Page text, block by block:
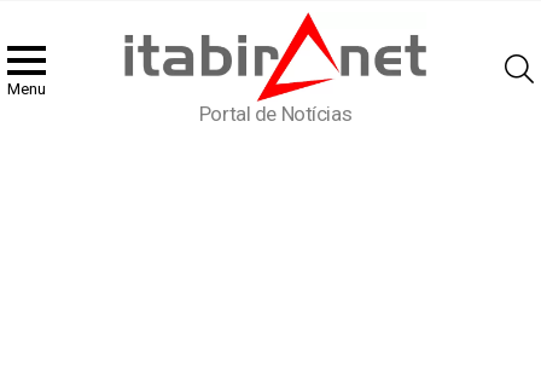
Menu
Portal de Notícias